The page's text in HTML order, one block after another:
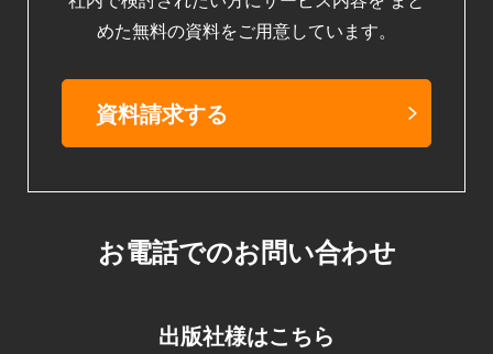
めた無料の資料をご用意しています。
資料請求する
お電話でのお問い合わせ
出版社様はこちら